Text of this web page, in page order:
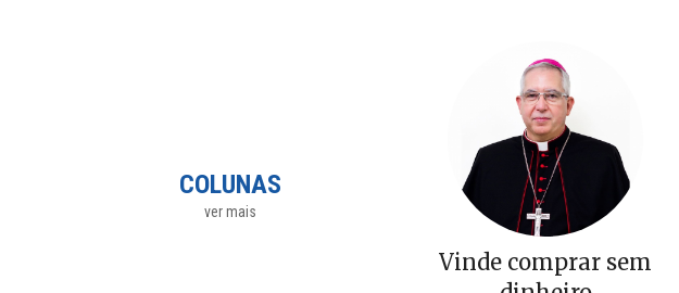
COLUNAS
ver mais
Vinde comprar sem